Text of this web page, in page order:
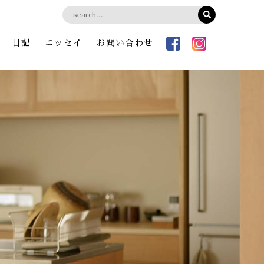
日記 エッセイ お問い合わせ